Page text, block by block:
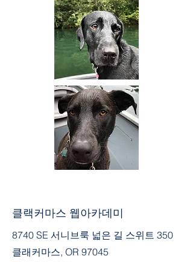
클랙커마스 웹아카데미
8740 SE 서니브룩 넓은 길 스위트 350
클래커마스, OR 97045